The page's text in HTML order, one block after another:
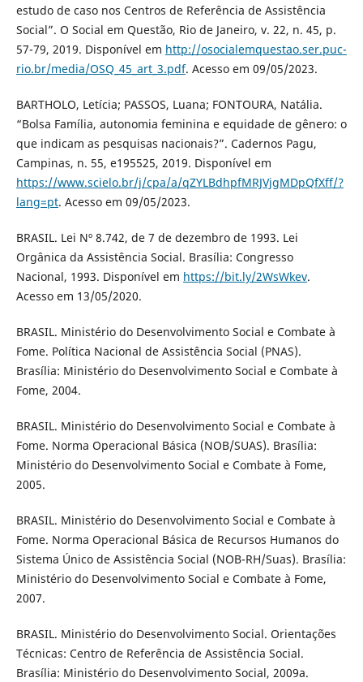
estudo de caso nos Centros de Referência de Assistência
Social”. O Social em Questão, Rio de Janeiro, v. 22, n. 45, p.
57-79, 2019. Disponível em http://osocialemquestao.ser.puc-
rio.br/media/OSQ_45_art_3.pdf. Acesso em 09/05/2023.
BARTHOLO, Letícia; PASSOS, Luana; FONTOURA, Natália.
“Bolsa Família, autonomia feminina e equidade de gênero: o
que indicam as pesquisas nacionais?”. Cadernos Pagu,
Campinas, n. 55, e195525, 2019. Disponível em
https://www.scielo.br/j/cpa/a/qZYLBdhpfMRJVjgMDpQfXff/?
lang=pt. Acesso em 09/05/2023.
BRASIL. Lei Nº 8.742, de 7 de dezembro de 1993. Lei
Orgânica da Assistência Social. Brasília: Congresso
Nacional, 1993. Disponível em https://bit.ly/2WsWkev.
Acesso em 13/05/2020.
BRASIL. Ministério do Desenvolvimento Social e Combate à
Fome. Política Nacional de Assistência Social (PNAS).
Brasília: Ministério do Desenvolvimento Social e Combate à
Fome, 2004.
BRASIL. Ministério do Desenvolvimento Social e Combate à
Fome. Norma Operacional Básica (NOB/SUAS). Brasília:
Ministério do Desenvolvimento Social e Combate à Fome,
2005.
BRASIL. Ministério do Desenvolvimento Social e Combate à
Fome. Norma Operacional Básica de Recursos Humanos do
Sistema Único de Assistência Social (NOB-RH/Suas). Brasília:
Ministério do Desenvolvimento Social e Combate à Fome,
2007.
BRASIL. Ministério do Desenvolvimento Social. Orientações
Técnicas: Centro de Referência de Assistência Social.
Brasília: Ministério do Desenvolvimento Social, 2009a.